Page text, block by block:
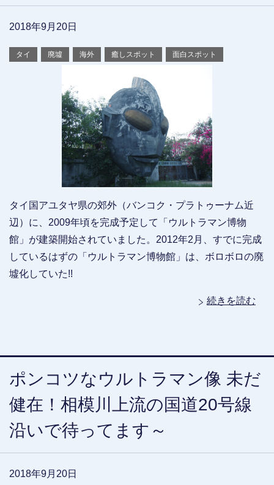
2018年9月20日
タイ 廃墟 海外 癒しスポット 面白スポット
タイ国アユタヤ県の郊外（バンコク・プラトゥーナム近
辺）に、2009年頃を完成予定して「ウルトラマン博物
館」が建築開始されていました。2012年2月、すでに完成
しているはずの「ウルトラマン博物館」は、ボロボロの廃
墟化していた!!
続きを読む
ポンコツなウルトラマン像 未だ
健在！相模川上流の国道20号線
沿いで待ってます～
2018年9月20日